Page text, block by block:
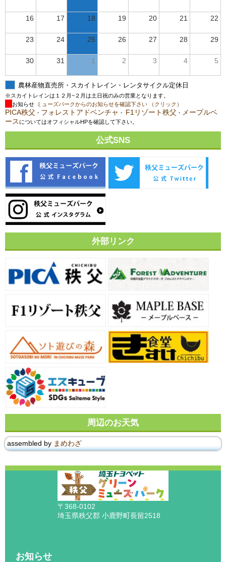
16 17 18 19 20 21 22
23 24 25 26 27 28 29
30 31 1 2 3 4 5
農林産物直売所・スカイトレイン・レンタサイクル定休日
※スカイトレインは１２月~２月は土日祝のみの営業となります。
お知らせ ミューズパークからのお知らせを確認下さい （クリック）
PICA秩父 ・ フォレストアドベンチャ ・ F1リゾート秩父 ・ メープルベ
ース についてはオフィシャルHPを確認して下さい。
公式SNS
外部リンク
周辺のお天気
assembled by まめわざ
〒368-0102
埼玉県秩父郡 小鹿野町長留2518
お知らせ